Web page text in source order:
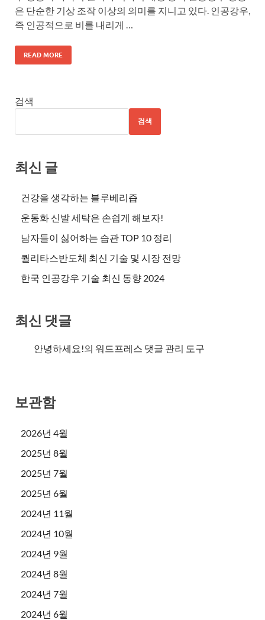
은 단순한 기상 조작 이상의 의미를 지니고 있다. 인공강우,
즉 인공적으로 비를 내리게 …
READ MORE
검색
검색
최신 글
건강을 생각하는 블루베리즙
운동화 신발 세탁은 손쉽게 해보자!
남자들이 싫어하는 습관 TOP 10 정리
퀄리타스반도체 최신 기술 및 시장 전망
한국 인공강우 기술 최신 동향 2024
최신 댓글
안녕하세요!의 워드프레스 댓글 관리 도구
보관함
2026년 4월
2025년 8월
2025년 7월
2025년 6월
2024년 11월
2024년 10월
2024년 9월
2024년 8월
2024년 7월
2024년 6월